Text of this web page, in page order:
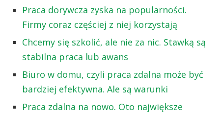
Praca dorywcza zyska na popularności.
Firmy coraz częściej z niej korzystają
Chcemy się szkolić, ale nie za nic. Stawką są
stabilna praca lub awans
Biuro w domu, czyli praca zdalna może być
bardziej efektywna. Ale są warunki
Praca zdalna na nowo. Oto największe